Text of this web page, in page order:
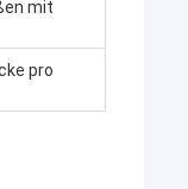
mit
pro